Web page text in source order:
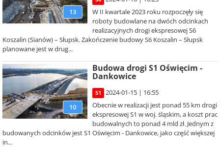
13
W II kwartale 2023 roku rozpoczęły się
roboty budowlane na dwóch odcinkach
realizacyjnych drogi ekspresowej S6
Koszalin (Sianów) – Słupsk. Zakończenie budowy S6 Koszalin – Słupsk
planowane jest w drug...
10
Budowa drogi S1 Oświęcim -
Dankowice
S1
2024-01-15 | 16:55
Obecnie w realizacji jest ponad 55 km drogi
ekspresowej S1 w woj. śląskim, a koszt prac
budowalnych to ponad 4 mld zł. Jednym z
budowanych odcinków jest S1 Oświęcim - Dankowice, jako część większej
in...